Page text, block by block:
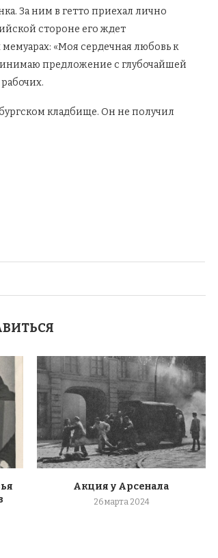
За ним в гетто приехал лично
стороне его ждет
«Моя сердечная любовь к
предложение с глубочайшей
кладбище. Он не получил
Акция у Арсенала
26 марта 2024